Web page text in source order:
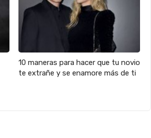
10 maneras para hacer que tu novio
te extrañe y se enamore más de ti